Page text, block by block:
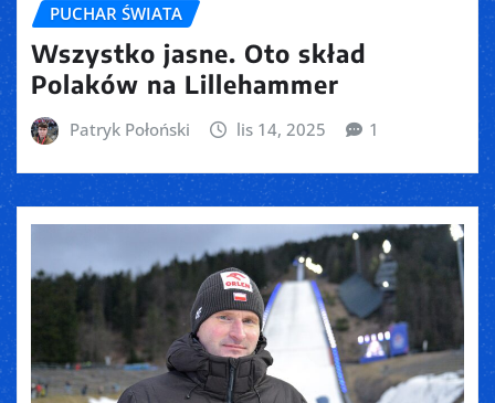
PUCHAR ŚWIATA
Wszystko jasne. Oto skład
Polaków na Lillehammer
Patryk Połoński lis 14, 2025 1